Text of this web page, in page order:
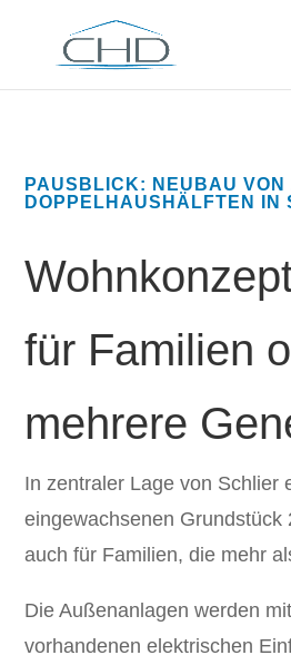
PAUSBLICK: NEUBAU VON
DOPPELHAUSHÄLFTEN IN
für Familien
mehrere
In zentraler Lage von Schlier
eingewachsenen Grundstück
auch für Familien, die mehr
Die Außenanlagen werden
vorhandenen elektrischen